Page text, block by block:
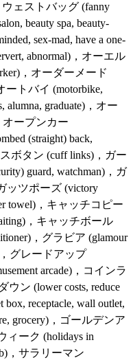
ウェストバッグ (fanny
beauty spa, beauty-
sex-mad, have a one-
abnormal)，オーエル
，オーダーメード
ートバイ (motorbike,
alumna, graduate)，オー
オープンカー
(straight) back,
ボタン (cuff links)，ガー
guard, watchman)，ガ
ッツポーズ (victory
towel)，キャッチコピー
，キャッチボール
，グラビア (glamour
，グレードアップ
arcade)，コインラ
ウン (lower costs, reduce
receptacle, wall outlet,
grocery)，ゴールデンア
ィーク (holidays in
，サラリーマン